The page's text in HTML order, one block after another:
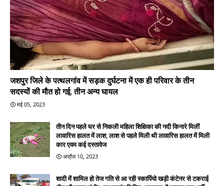
जशपुर जिले के पत्थलगांव में सड़क दुर्घटना में एक ही परिवार के तीन
सदस्यों की मौत हो गई, तीन अन्य घायल
मई 05, 2023
तीन दिन पहले घर से निकली महिला शिक्षिका की नदी किनारे मिलीं
लावारिस हालत में लाश, लाश से पहले मिली थी लावारिस हालत में मिली
कार एवम कई दस्तावेज
अप्रैल 10, 2023
शादी में शामिल हो तेज गति से आ रही स्कार्पियो खड़ी कंटेनर से टकराई